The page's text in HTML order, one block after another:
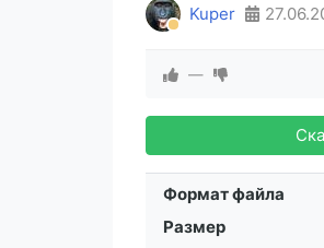
Kuper
—
Формат файла
Размер